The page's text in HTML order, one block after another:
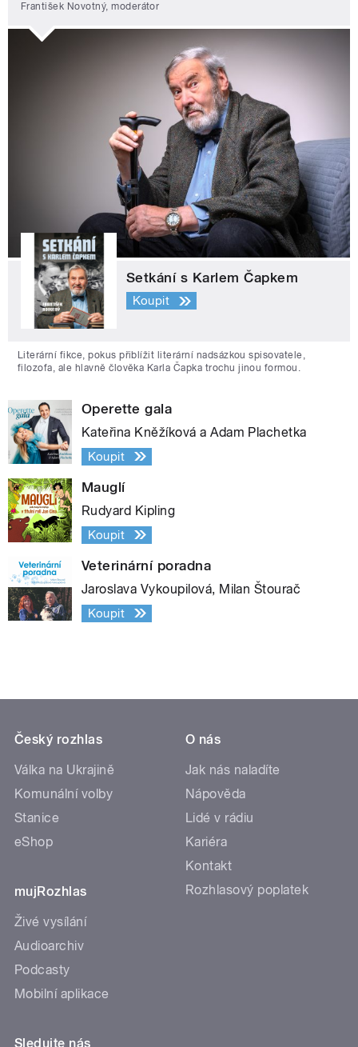
František Novotný, moderátor
Setkání s Karlem Čapkem
Koupit
Literární fikce, pokus přiblížit literární nadsázkou spisovatele,
filozofa, ale hlavně člověka Karla Čapka trochu jinou formou.
Operette gala
Kateřina Kněžíková a Adam Plachetka
Koupit
Mauglí
Rudyard Kipling
Koupit
Veterinární poradna
Jaroslava Vykoupilová, Milan Štourač
Koupit
Český rozhlas
Válka na Ukrajině
Komunální volby
Stanice
eShop
mujRozhlas
Živé vysílání
Audioarchiv
Podcasty
Mobilní aplikace
O nás
Jak nás naladíte
Nápověda
Lidé v rádiu
Kariéra
Kontakt
Rozhlasový poplatek
Sledujte nás